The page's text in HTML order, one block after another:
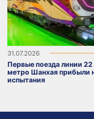
31.07.2026
Первые поезда линии 22
метро Шанхая прибыли
испытания